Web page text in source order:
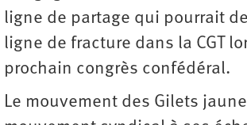
ligne de partage qui pourrait
ligne de fracture dans la CGT
prochain congrès confédéral.
Le mouvement des Gilets